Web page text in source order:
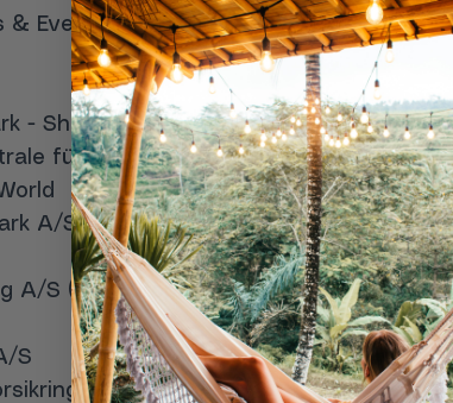
& Events
- Shared Mobility / Enterprise
für Tourismus e. V.
A/S
A/S (tidl. Europæiske Rejseforsikring A/S)
S